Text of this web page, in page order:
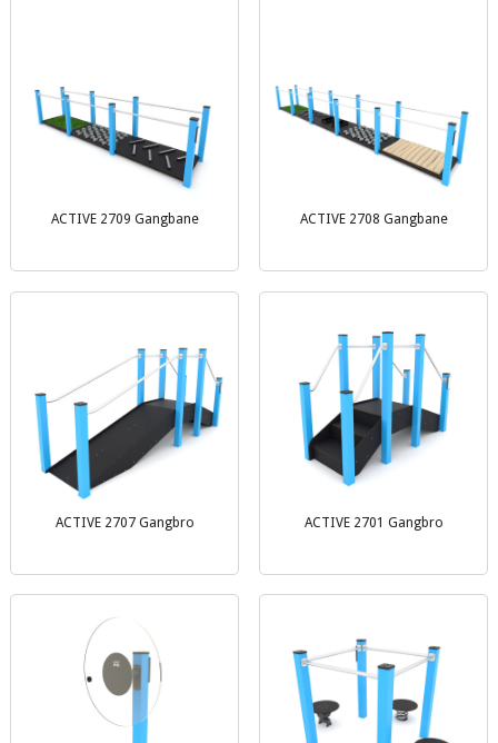
ACTIVE 2709 Gangbane ACTIVE 2708 Gangbane
ACTIVE 2707 Gangbro ACTIVE 2701 Gangbro